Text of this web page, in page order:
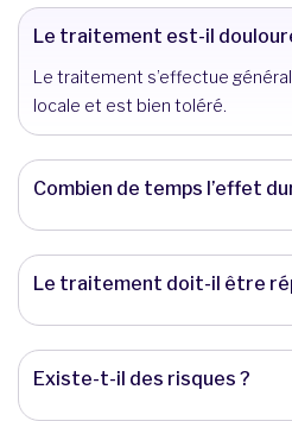
Le traitement est-il
Le traitement s’effectue
locale et est bien toléré.
Combien de temps l’effet
Le traitement doit-il être
Existe-t-il des risques ?